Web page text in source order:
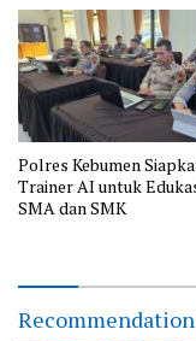
Polres Kebumen
Trainer AI untuk
SMA dan SMK